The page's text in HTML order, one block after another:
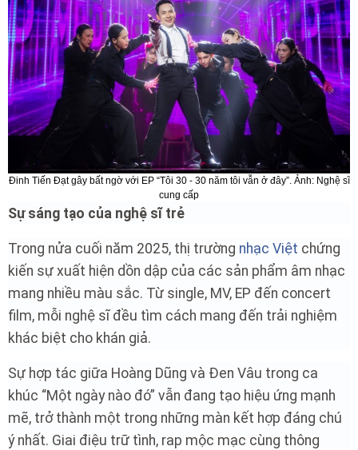
Đinh Tiến Đạt gây bất ngờ với EP “Tôi 30 - 30 năm tôi vẫn ở đây”. Ảnh: Nghệ sĩ
cung cấp
Sự sáng tạo của nghệ sĩ trẻ
Trong nửa cuối năm 2025, thị trường nhạc Việt chứng
kiến sự xuất hiện dồn dập của các sản phẩm âm nhạc
mang nhiều màu sắc. Từ single, MV, EP đến concert
film, mỗi nghệ sĩ đều tìm cách mang đến trải nghiệm
khác biệt cho khán giả.
Sự hợp tác giữa Hoàng Dũng và Đen Vâu trong ca
khúc “Một ngày nào đó” vẫn đang tạo hiệu ứng mạnh
mẽ, trở thành một trong những màn kết hợp đáng chú
ý nhất. Giai điệu trữ tình, rap mộc mạc cùng thông